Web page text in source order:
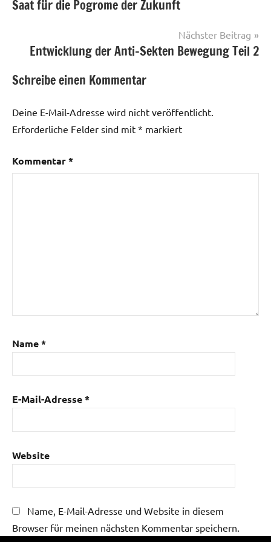
Saat für die Pogrome der Zukunft
Nächster Beitrag
Entwicklung der Anti-Sekten Bewegung Teil 2
Schreibe einen Kommentar
Deine E-Mail-Adresse wird nicht veröffentlicht.
Erforderliche Felder sind mit * markiert
Kommentar*
Name*
E-Mail-Adresse*
Website
Name, E-Mail-Adresse und Website in diesem
Browser für meinen nächsten Kommentar speichern.